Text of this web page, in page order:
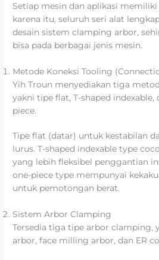
Setiap mesin dan aplikasi
karena itu, seluruh seri alat
desain sistem clamping arbor,
bisa pada berbagai jenis mesin.
Metode Koneksi Tooling
Yih Troun menyediakan tiga
yakni tipe flat, T-shaped indexable,
piece.
Tipe flat (datar) untuk kestabilan
lurus. T-shaped indexable type
yang lebih fleksibel penggantian
one-piece type mempunyai
untuk pemotongan berat.
Sistem Arbor Clamping
Tersedia tiga tipe arbor clamping,
arbor, face milling arbor, dan ER